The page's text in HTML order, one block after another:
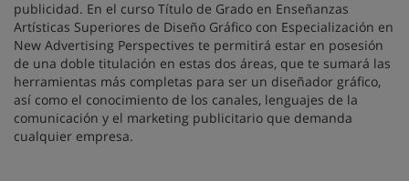
publicidad. En el curso Título de Grado en Enseñanzas
Artísticas Superiores de Diseño Gráfico con Especialización en
New Advertising Perspectives te permitirá estar en posesión
de una doble titulación en estas dos áreas, que te sumará las
herramientas más completas para ser un diseñador gráfico,
así como el conocimiento de los canales, lenguajes de la
comunicación y el marketing publicitario que demanda
cualquier empresa.